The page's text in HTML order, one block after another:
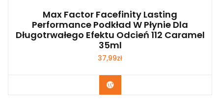
Max Factor Facefinity Lasting
Performance Podkład W Płynie Dla
Długotrwałego Efektu Odcień 112 Caramel
35ml
37,99zł
Zobacz